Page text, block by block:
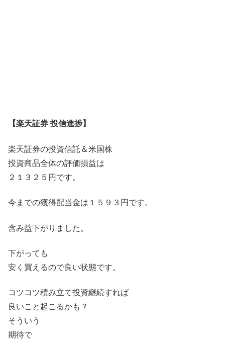
【楽天証券 投信進捗】
楽天証券の投資信託＆米国株
投資商品全体の評価損益は
２１３２５円です。
今までの獲得配当金は１５９３円です。
含み益下がりました。
下がっても
安く買えるので良い状態です。
コツコツ積み立て投資継続すれば
良いこと起こるかも？
そういう
期待で